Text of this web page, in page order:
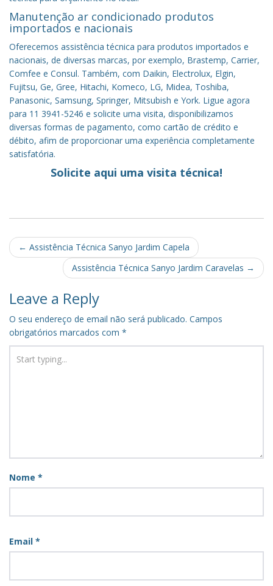
Manutenção ar condicionado produtos
importados e nacionais
Oferecemos assistência técnica para produtos importados e
nacionais, de diversas marcas, por exemplo, Brastemp, Carrier,
Comfee e Consul. Também, com Daikin, Electrolux, Elgin,
Fujitsu, Ge, Gree, Hitachi, Komeco, LG, Midea, Toshiba,
Panasonic, Samsung, Springer, Mitsubish e York. Ligue agora
para 11 3941-5246 e solicite uma visita, disponibilizamos
diversas formas de pagamento, como cartão de crédito e
débito, afim de proporcionar uma experiência completamente
satisfatória.
Solicite aqui uma visita técnica!
Post
navigation
← Assistência Técnica Sanyo Jardim Capela
Assistência Técnica Sanyo Jardim Caravelas →
Leave a Reply
O seu endereço de email não será publicado. Campos
obrigatórios marcados com *
Nome *
Email *